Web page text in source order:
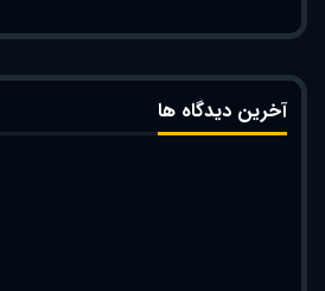
آخرین دیدگاه ها